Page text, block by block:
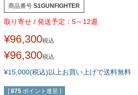
商品番号 S1GUNFIGHTER
5～12週
¥96,300税込
¥96,300税込
¥15,000(税込)以上お買い上げで送料無料
[ 875 ポイント進呈 ]